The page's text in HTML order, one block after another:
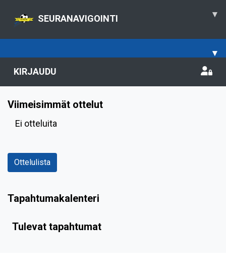
SEURANAVIGOINTI ▾
▾
KIRJAUDU
Viimeisimmät ottelut
Ei otteluita
Ottelulista
Tapahtumakalenteri
Tulevat tapahtumat